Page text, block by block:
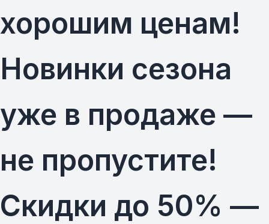
хорошим ценам!
Новинки сезона
уже в продаже —
не пропустите!
Скидки до 50% —